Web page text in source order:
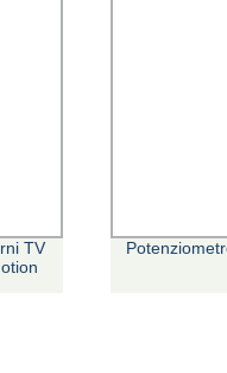
Potenziometro a